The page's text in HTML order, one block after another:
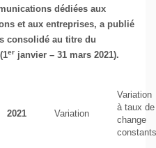
dédiées aux
et aux entreprises, a publié
consolidé au titre du
er janvier – 31 mars 2021).
2021 Variation
Variation
à taux de
change
constants